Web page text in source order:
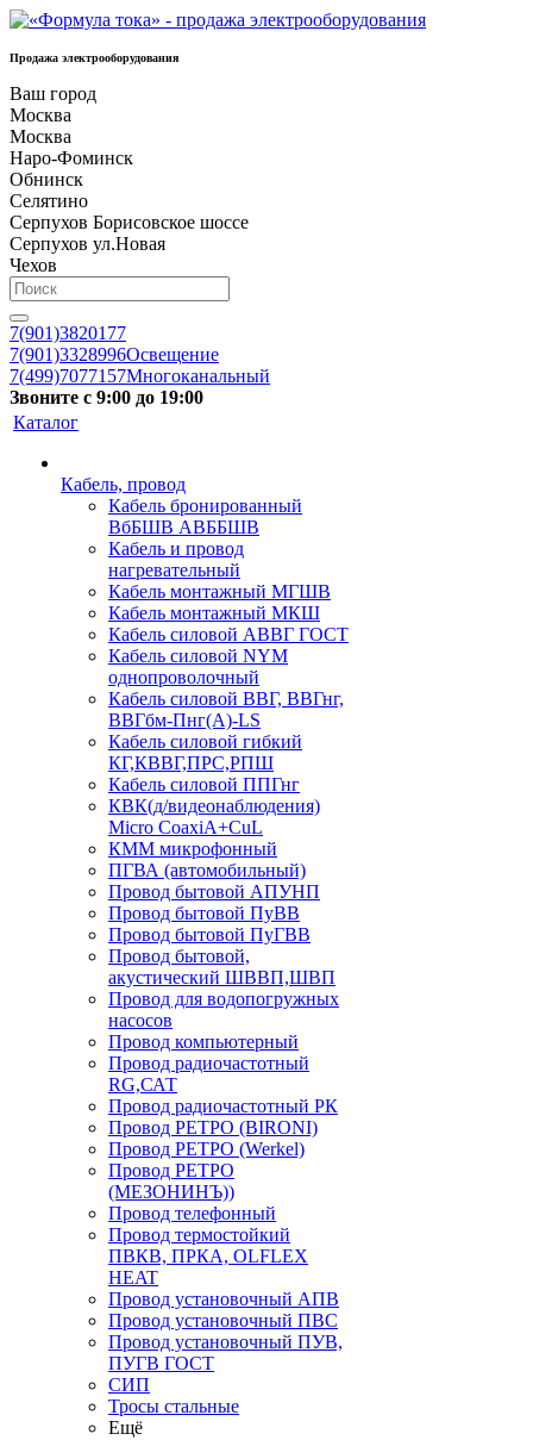
Продажа электрооборудования
Ваш город
Москва
Москва
Наро-Фоминск
Обнинск
Селятино
Серпухов Борисовское шоссе
Серпухов ул.Новая
Чехов
7(901)3820177
7(901)3328996Освещение
7(499)7077157Многоканальный
Звоните с 9:00 до 19:00
Каталог
Кабель, провод
Кабель бронированный
ВбБШВ АВББШВ
Кабель и провод
нагревательный
Кабель монтажный МГШВ
Кабель монтажный МКШ
Кабель силовой АВВГ ГОСТ
Кабель силовой NYM
однопроволочный
Кабель силовой ВВГ, ВВГнг,
ВВГбм-Пнг(А)-LS
Кабель силовой гибкий
КГ,КВВГ,ПРС,РПШ
Кабель силовой ППГнг
КВК(д/видеонаблюдения)
Micro CoaxiA+CuL
КММ микрофонный
ПГВА (автомобильный)
Провод бытовой АПУНП
Провод бытовой ПуВВ
Провод бытовой ПуГВВ
Провод бытовой,
акустический ШВВП,ШВП
Провод для водопогружных
насосов
Провод компьютерный
Провод радиочастотный
RG,САТ
Провод радиочастотный РК
Провод РЕТРО (BIRONI)
Провод РЕТРО (Werkel)
Провод РЕТРО
(МЕЗОНИНЪ))
Провод телефонный
Провод термостойкий
ПВКВ, ПРКА, OLFLEX
HEAT
Провод установочный АПВ
Провод установочный ПВС
Провод установочный ПУВ,
ПУГВ ГОСТ
СИП
Тросы стальные
Ещё